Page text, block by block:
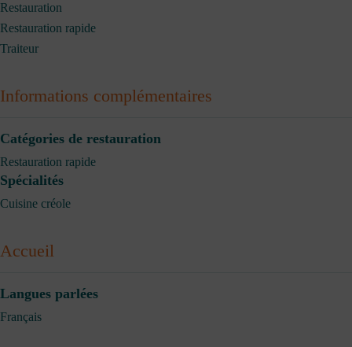
Restauration
Restauration rapide
Traiteur
Informations complémentaires
Catégories de restauration
Restauration rapide
Spécialités
Cuisine créole
Accueil
Langues parlées
Français